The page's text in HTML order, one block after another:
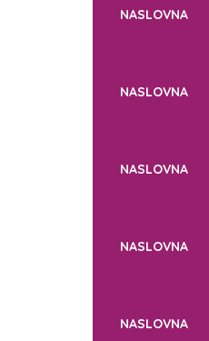
NASLOVNA
NASLOVNA
NASLOVNA
NASLOVNA
NASLOVNA